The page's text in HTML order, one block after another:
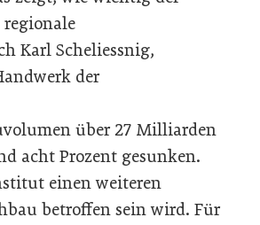
Karl Scheliessnig,
der
über 27 Milliarden
acht Prozent gesunken.
einen weiteren
betroffen sein wird. Für